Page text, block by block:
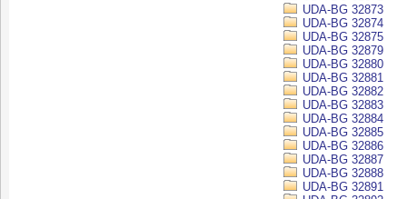
UDA-BG 32873
UDA-BG 32874
UDA-BG 32875
UDA-BG 32879
UDA-BG 32880
UDA-BG 32881
UDA-BG 32882
UDA-BG 32883
UDA-BG 32884
UDA-BG 32885
UDA-BG 32886
UDA-BG 32887
UDA-BG 32888
UDA-BG 32891